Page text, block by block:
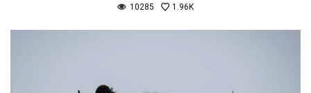
10285 1.96K